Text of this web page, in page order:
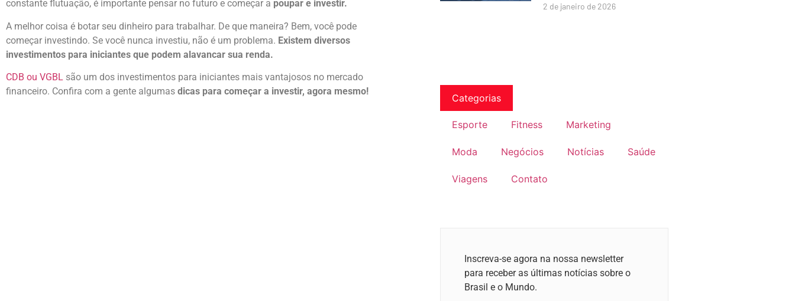
constante flutuação, é importante pensar no futuro e começar a poupar e investir.
A melhor coisa é botar seu dinheiro para trabalhar. De que maneira? Bem, você pode
começar investindo. Se você nunca investiu, não é um problema. Existem diversos
investimentos para iniciantes que podem alavancar sua renda.
CDB ou VGBL são um dos investimentos para iniciantes mais vantajosos no mercado
financeiro. Confira com a gente algumas dicas para começar a investir, agora mesmo!
2 de janeiro de 2026
Categorias
Esporte Fitness Marketing
Moda Negócios Notícias Saúde
Viagens Contato
Inscreva-se agora na nossa newsletter
para receber as últimas notícias sobre o
Brasil e o Mundo.